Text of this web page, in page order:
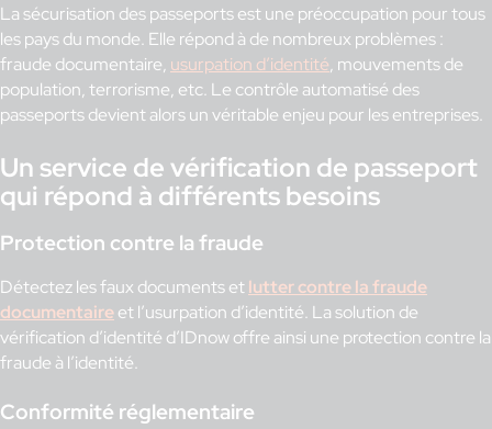
La sécurisation des passeports est une préoccupation pour tous
les pays du monde. Elle répond à de nombreux problèmes :
fraude documentaire, usurpation d’identité, mouvements de
population, terrorisme, etc. Le contrôle automatisé des
passeports devient alors un véritable enjeu pour les entreprises.
Un service de vérification de passeport
qui répond à différents besoins
Protection contre la fraude
Détectez les faux documents etlutter contre la fraude
documentaireet l’usurpation d’identité. La solution de
vérification d’identité d’IDnow offre ainsi une protection contre la
fraude à l’identité.
Conformité réglementaire